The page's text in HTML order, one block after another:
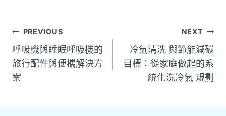
文
章
導
PREVIOUS
呼吸機與睡眠呼吸機的
旅行配件與便攜解決方
案
NEXT
冷氣清洗 與節能減碳
目標：從家庭做起的系
統化洗冷氣 規劃